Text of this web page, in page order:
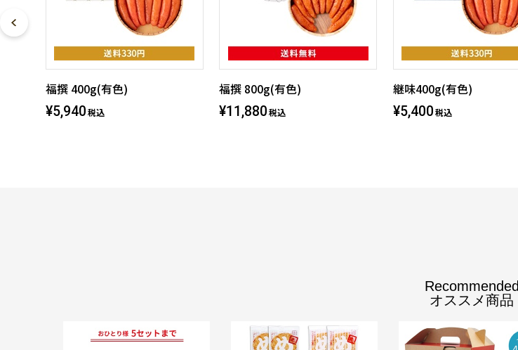
福撰 400g(有色)
¥5,940 税込
福撰 800g(有色)
¥11,880 税込
継味400g(有色)
¥5,400 税込
Recommended
オススメ商品